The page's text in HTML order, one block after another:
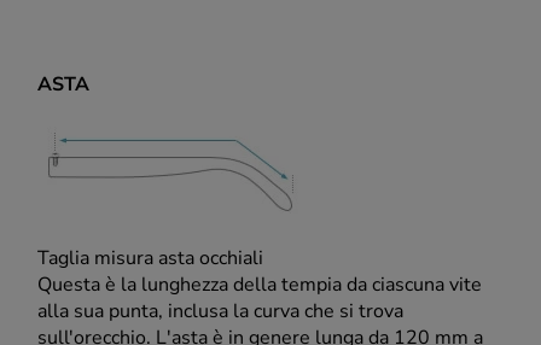
ASTA
Taglia misura asta occhiali
Questa è la lunghezza della tempia da ciascuna vite
alla sua punta, inclusa la curva che si trova
sull'orecchio. L'asta è in genere lunga da 120 mm a